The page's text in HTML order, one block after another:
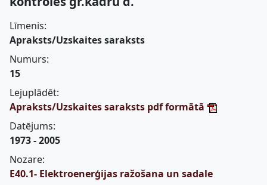
Līmenis:
Apraksts/Uzskaites saraksts
Numurs:
15
Lejuplādēt:
Apraksts/Uzskaites saraksts pdf formātā
Datējums:
1973 - 2005
Nozare:
E40.1- Elektroenerģijas ražošana un sadale